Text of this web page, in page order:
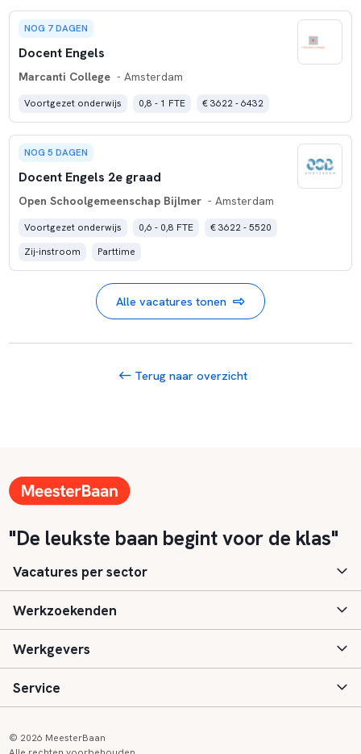
NOG 7 DAGEN
Docent Engels
Marcanti College - Amsterdam
Voortgezet onderwijs 0,8 - 1 FTE € 3622 - 6432
NOG 5 DAGEN
Docent Engels 2e graad
Open Schoolgemeenschap Bijlmer - Amsterdam
Voortgezet onderwijs 0,6 - 0,8 FTE
€ 3622 - 5520
Zij-instroom
Parttime
Alle vacatures tonen
Terug naar overzicht
"De leukste baan begint voor de klas"
Vacatures per sector
Basisonderwijs
Speciaal (basis) onderwijs
Voortgezet onderwijs
Werkzoekenden
Aanmelden
Vacatures
Werkgevers
Inloggen
Service
© 2026 MeesterBaan